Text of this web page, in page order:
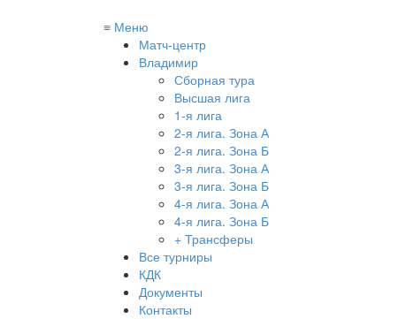
≡ Меню
Матч-центр
Владимир
Сборная тура
Высшая лига
1-я лига
2-я лига. Зона А
2-я лига. Зона Б
3-я лига. Зона А
3-я лига. Зона Б
4-я лига. Зона А
4-я лига. Зона Б
+ Трансферы
Все турниры
КДК
Документы
Контакты